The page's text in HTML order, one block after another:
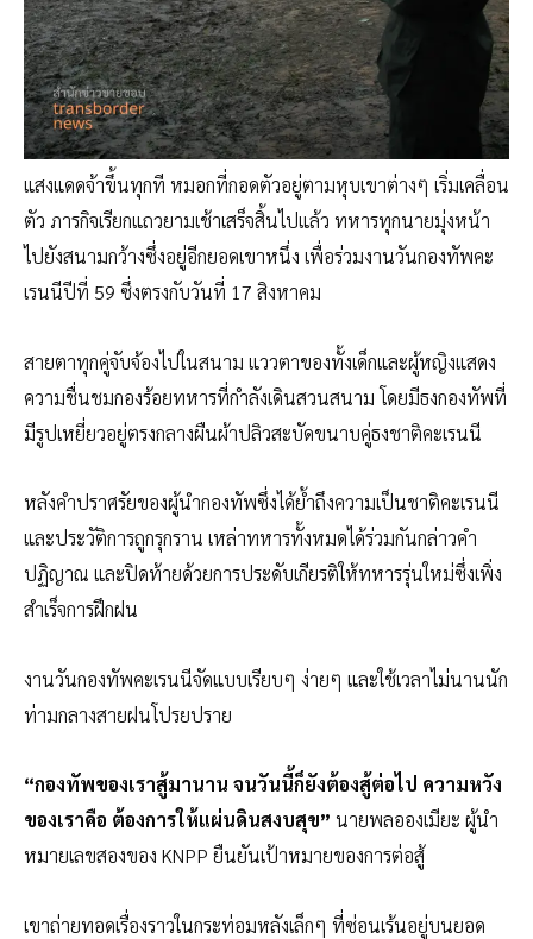
แสงแดดจ้าขึ้นทุกที หมอกที่กอดตัวอยู่ตามหุบเขาต่างๆ เริ่มเคลื่อน
ตัว ภารกิจเรียกแถวยามเช้าเสร็จสิ้นไปแล้ว ทหารทุกนายมุ่งหน้า
ไปยังสนามกว้างซึ่งอยู่อีกยอดเขาหนึ่ง เพื่อร่วมงานวันกองทัพคะ
เรนนีปีที่ 59 ซึ่งตรงกับวันที่ 17 สิงหาคม
สายตาทุกคู่จับจ้องไปในสนาม แววตาของทั้งเด็กและผู้หญิงแสดง
ความชื่นชมกองร้อยทหารที่กำลังเดินสวนสนาม โดยมีธงกองทัพที่
มีรูปเหยี่ยวอยู่ตรงกลางผืนผ้าปลิวสะบัดขนาบคู่ธงชาติคะเรนนี
หลังคำปราศรัยของผู้นำกองทัพซึ่งได้ย้ำถึงความเป็นชาติคะเรนนี
และประวัติการถูกรุกราน เหล่าทหารทั้งหมดได้ร่วมกันกล่าวคำ
ปฏิญาณ และปิดท้ายด้วยการประดับเกียรติให้ทหารรุ่นใหม่ซึ่งเพิ่ง
สำเร็จการฝึกฝน
งานวันกองทัพคะเรนนีจัดแบบเรียบๆ ง่ายๆ และใช้เวลาไม่นานนัก
ท่ามกลางสายฝนโปรยปราย
“กองทัพของเราสู้มานาน จนวันนี้ก็ยังต้องสู้ต่อไป ความหวัง
ของเราคือ ต้องการให้แผ่นดินสงบสุข” นายพลอองเมียะ ผู้นำ
หมายเลขสองของ KNPP ยืนยันเป้าหมายของการต่อสู้
เขาถ่ายทอดเรื่องราวในกระท่อมหลังเล็กๆ ที่ซ่อนเร้นอยู่บนยอด